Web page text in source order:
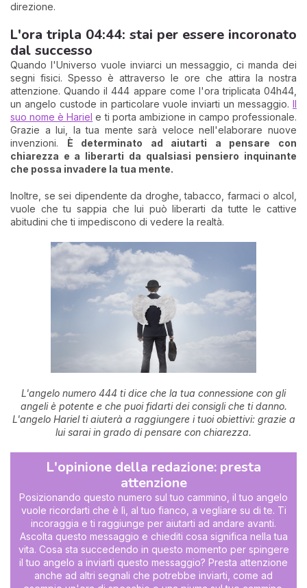
direzione.
L'ora tripla 04:44: stai per essere incoronato
dal successo
Quando l'Universo vuole inviarci un messaggio, ci manda dei
segni fisici. Spesso è attraverso le ore che attira la nostra
attenzione. Quando il 444 appare come l'ora triplicata 04h44,
un angelo custode in particolare vuole inviarti un messaggio. Il
suo nome è Hariel e ti porta ambizione in campo professionale.
Grazie a lui, la tua mente sarà veloce nell'elaborare nuove
invenzioni. È determinato ad aiutarti a pensare con
chiarezza e a liberarti da qualsiasi pensiero inquinante
che possa invadere la tua mente.
Inoltre, se sei dipendente da droghe, tabacco, farmaci o alcol,
vuole che tu sappia che lui può liberarti da tutte le cattive
abitudini che ti impediscono di vedere la realtà.
L'angelo numero 444 ti dice che la tua connessione con gli
angeli è potente e che puoi fidarti dei consigli che ti danno.
L'angelo Hariel ti aiuterà a raggiungere i tuoi obiettivi: grazie a
lui sarai in grado di pensare con chiarezza.
L'opinione della redazione: presta
attenzione
Posizionando questo numero sul tuo cammino, il tuo angelo
vuole ricordarti che è lì, al tuo fianco, a vegliare su di te. Ti
incoraggia e ti raggiunge per aiutarti ad andare avanti.
Ascolta questo messaggio e chiediti cosa significa nella tua
vita. Cosa sta succedendo in questo momento per spingere
il tuo angelo a inviarti questo messaggio? Presta attenzione
anche ad altri segnali che potrebbe inviarti, come ad